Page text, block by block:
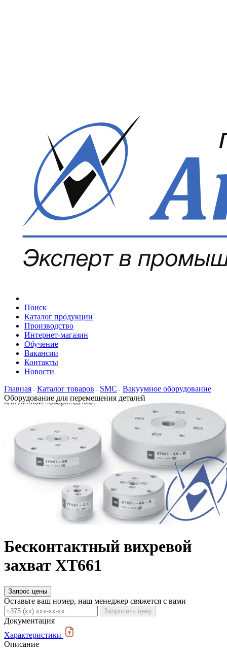
Поиск
Каталог продукции
Производство
Интернет-магазин
Обучение
Вакансии
Контакты
Новости
Главная
Каталог товаров SMC
Вакуумное оборудование
Оборудование для перемещения деталей
Бесконтактный вихревой
захват XT661
Запрос цены
Оставьте ваш номер, наш менеджер свяжется с вами
Запросить цену
Документация
Характеристики
Описание